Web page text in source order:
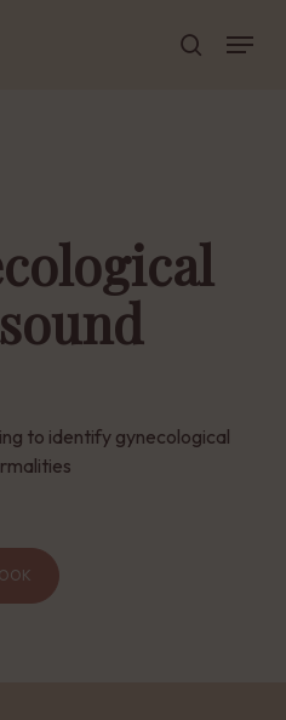
search
Menu
to identify gynecological